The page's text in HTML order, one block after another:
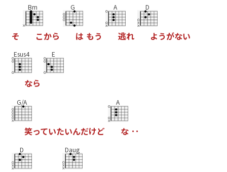
そ
Bm
こから
G
は もう
A
逃れ
D
ようがない
Esus4
なら
E
G/A
笑っていたいんだけど
A
な ･ ･
D Daug